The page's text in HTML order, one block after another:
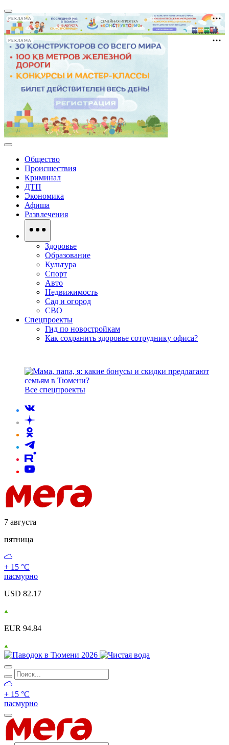
РЕКЛАМА
РЕКЛАМА
Общество
Происшествия
Криминал
ДТП
Экономика
Афиша
Развлечения
Здоровье
Образование
Культура
Спорт
Авто
Недвижимость
Сад и огород
СВО
Спецпроекты
Гид по новостройкам
Как сохранить здоровье сотруднику офиса?
Все спецпроекты
7 августа
пятница
+ 15 °С
пасмурно
USD 82.17
EUR 94.84
+ 15 °С
пасмурно